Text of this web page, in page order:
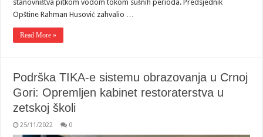
stanovništva pitkom vodom tokom sušnih perioda. Predsjednik
Opštine Rahman Husović zahvalio …
Read More »
Podrška TIKA-e sistemu obrazovanja u Crnoj
Gori: Opremljen kabinet restoraterstva u
zetskoj školi
25/11/2022 0